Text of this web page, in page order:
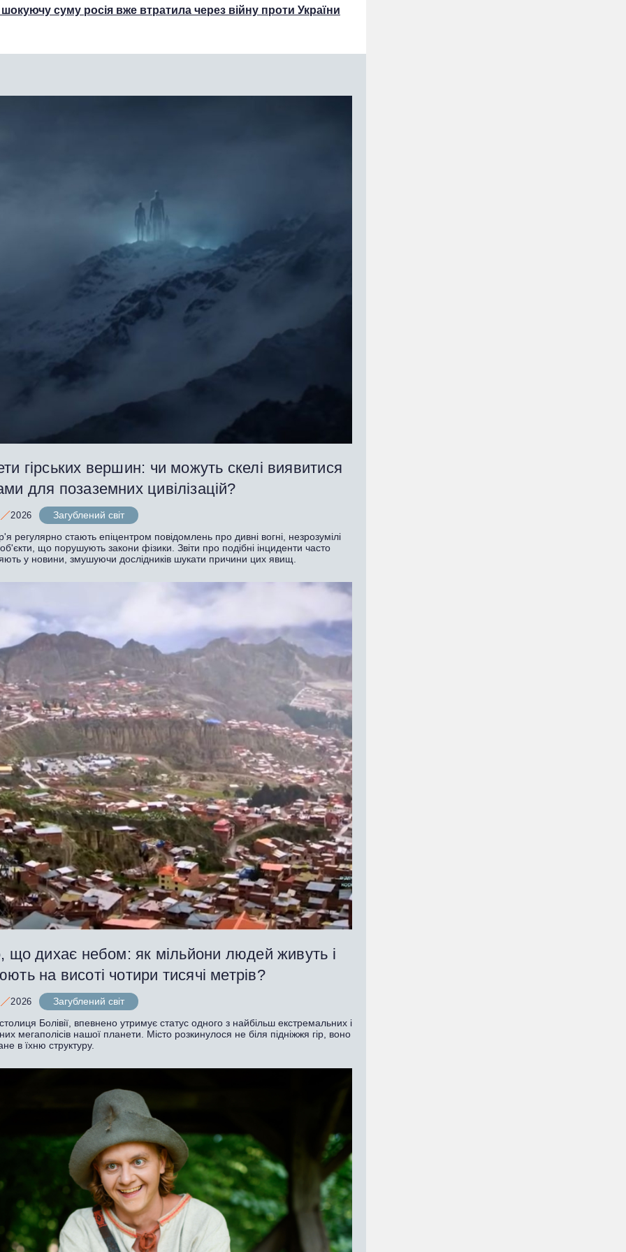
суму росія вже втратила через війну проти України
гірських вершин: чи можуть скелі виявитися
для позаземних цивілізацій?
2026
Загублений світ
регулярно стають епіцентром повідомлень про дивні вогні, незрозумілі
що порушують закони фізики. Звіти про подібні інциденти часто
у новини, змушуючи дослідників шукати причини цих явищ.
що дихає небом: як мільйони людей живуть і
на висоті чотири тисячі метрів?
2026
Загублений світ
Болівії, впевнено утримує статус одного з найбільш екстремальних і
мегаполісів нашої планети. Місто розкинулося не біля підніжжя гір, воно
в їхню структуру.